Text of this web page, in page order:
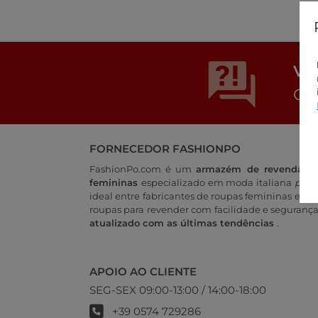
FORNECEDOR FASHIONPO
FashionPo.com é umarmazém de revenda
femininas especializado em moda italiana
ideal entre fabricantes de roupas femininas e
roupas para revender com facilidade e
atualizado com as últimas tendências
APOIO AO CLIENTE
SEG-SEX 09:00-13:00 / 14:00-18:00
+39 0574 729286